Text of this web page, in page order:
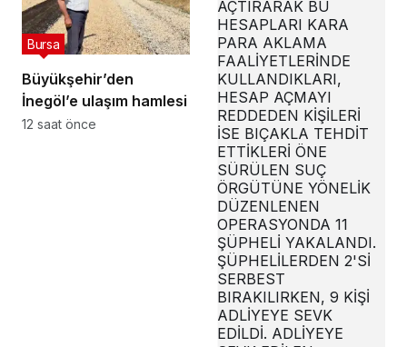
Büyükşehir’den
İnegöl’e ulaşım hamlesi
Bursa
12 saat önce